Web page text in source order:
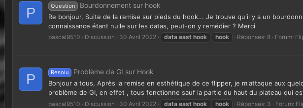
P Question Bourdonnement sur hook
Re bonjour, Suite de la remise sur pieds du hook... Je trouve qu'il y a un
connaissance étant nulle sur les datas, peut-on y remédier ? Merci
pascal9510 Discussion 30 Avril 2022 data east hook hook Réponses: 8 Forum:
P Resolu Problème de GI sur Hook
Bonjour a tous, Après la remise en esthétique de ce flipper, je m'attaque aux
problème de GI, en effet , tous fonctionne sauf la partie du haut du plateau qui
pascal9510 Discussion 30 Avril 2022 data east hook hook Réponses: 3 Forum: